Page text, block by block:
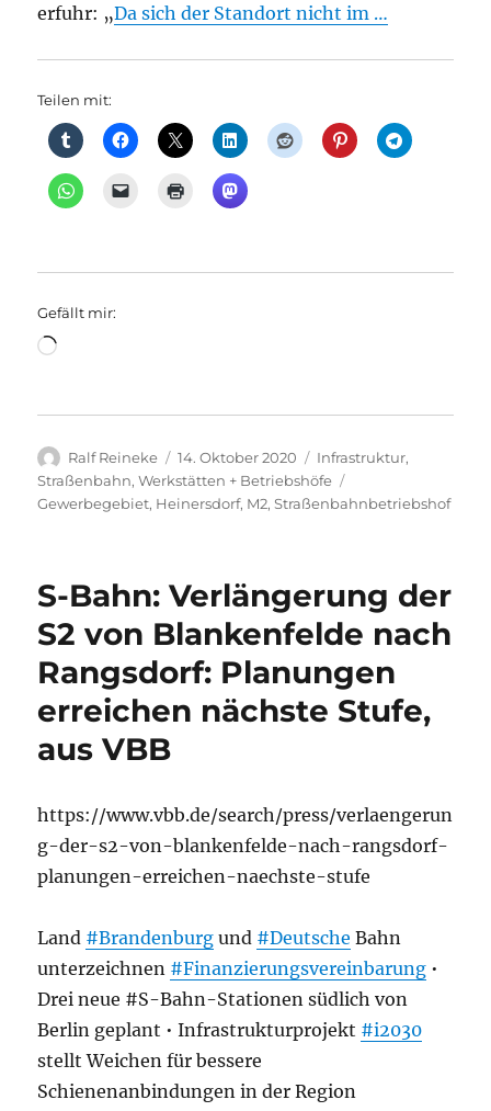
erfuhr: „Da sich der Standort nicht im …
Teilen mit:
Gefällt mir:
Wird
Autor
Ralf Reineke
Veröffentlicht
am
14. Oktober 2020 Kategorien
Infrastruktur,
Straßenbahn,Werkstätten + Betriebshöfe
Gewerbegebiet, Heinersdorf, M2,Straßenbahnbetriebshof
S-Bahn: Verlängerung der
S2 von Blankenfelde nach
Rangsdorf: Planungen
erreichen nächste Stufe,
aus VBB
https://www.vbb.de/search/press/verlaengerun
g-der-s2-von-blankenfelde-nach-rangsdorf-
planungen-erreichen-naechste-stufe
Land #Brandenburg und #Deutsche Bahn
unterzeichnen #Finanzierungsvereinbarung •
Drei neue #S-Bahn-Stationen südlich von
Berlin geplant • Infrastrukturprojekt #i2030
stellt Weichen für bessere
Schienenanbindungen in der Region